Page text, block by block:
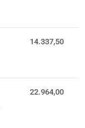
14.337,50
22.964,00